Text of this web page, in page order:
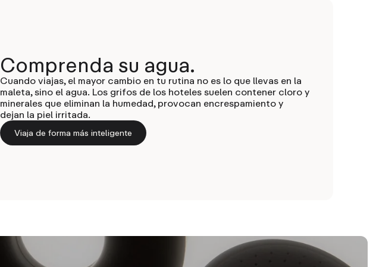
Comprenda su agua.
Cuando viajas, el mayor cambio en tu rutina no es lo que llevas en la
maleta, sino el agua. Los grifos de los hoteles suelen contener cloro y
minerales que eliminan la humedad, provocan encrespamiento y
dejan la piel irritada.
Viaja de forma más inteligente